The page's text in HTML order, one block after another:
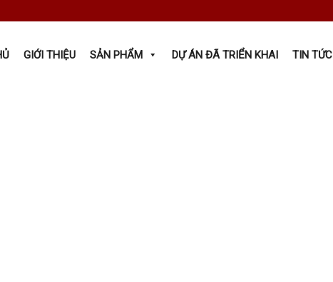
GIỚI THIỆU SẢN PHẨM DỰ ÁN ĐÃ TRIỂN KHAI TIN TỨC